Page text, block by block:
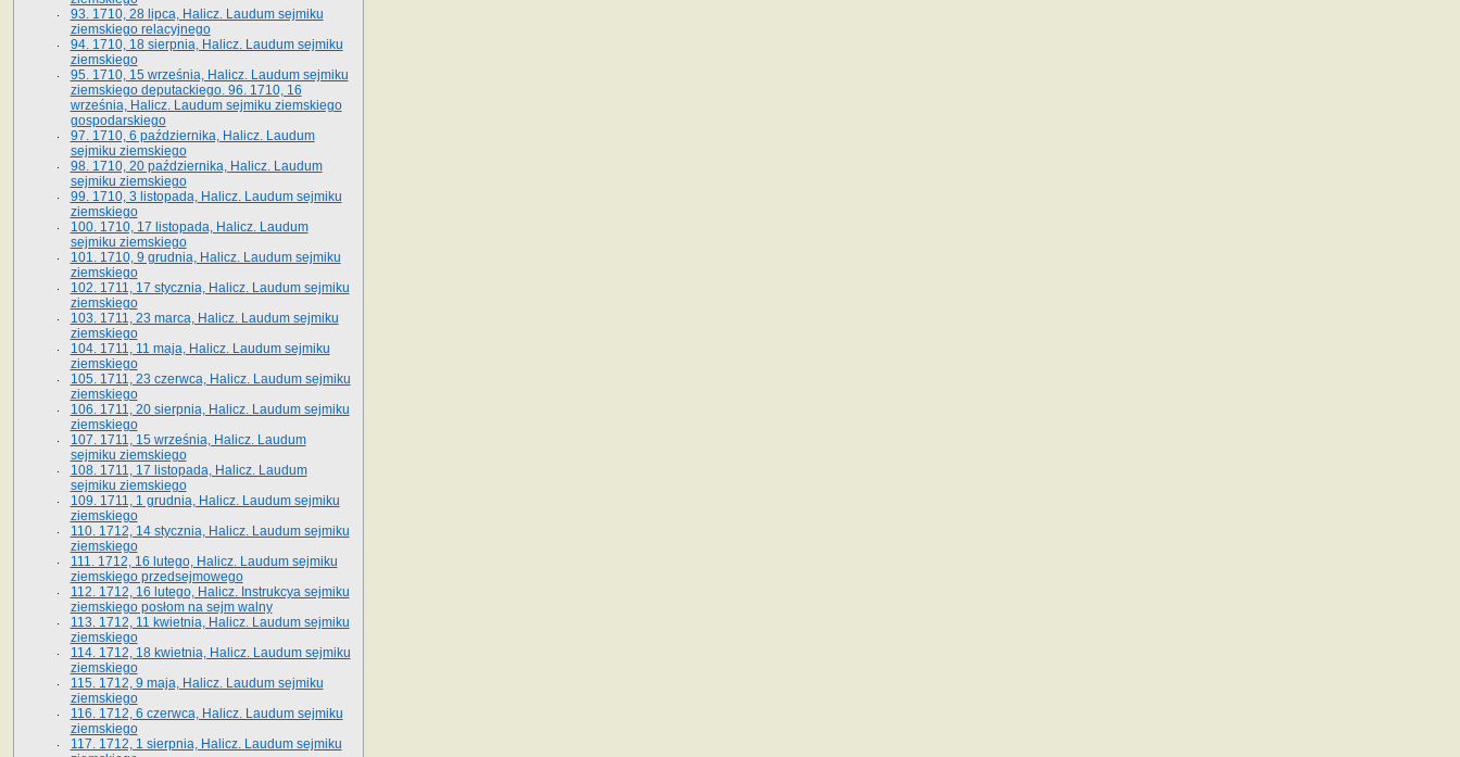
93. 1710, 28 lipca, Halicz. Laudum sejmiku
ziemskiego relacyjnego
94. 1710, 18 sierpnia, Halicz. Laudum sejmiku
ziemskiego
95. 1710, 15 września, Halicz. Laudum sejmiku
ziemskiego deputackiego. 96. 1710, 16
września, Halicz. Laudum sejmiku ziemskiego
gospodarskiego
97. 1710, 6 października, Halicz. Laudum
sejmiku ziemskiego
98. 1710, 20 października, Halicz. Laudum
sejmiku ziemskiego
99. 1710, 3 listopada, Halicz. Laudum sejmiku
ziemskiego
100. 1710, 17 listopada, Halicz. Laudum
sejmiku ziemskiego
101. 1710, 9 grudnia, Halicz. Laudum sejmiku
ziemskiego
102. 1711, 17 stycznia, Halicz. Laudum sejmiku
ziemskiego
103. 1711, 23 marca, Halicz. Laudum sejmiku
ziemskiego
104. 1711, 11 maja, Halicz. Laudum sejmiku
ziemskiego
105. 1711, 23 czerwca, Halicz. Laudum sejmiku
ziemskiego
106. 1711, 20 sierpnia, Halicz. Laudum sejmiku
ziemskiego
107. 1711, 15 września, Halicz. Laudum
sejmiku ziemskiego
108. 1711, 17 listopada, Halicz. Laudum
sejmiku ziemskiego
109. 1711, 1 grudnia, Halicz. Laudum sejmiku
ziemskiego
110. 1712, 14 stycznia, Halicz. Laudum sejmiku
ziemskiego
111. 1712, 16 lutego, Halicz. Laudum sejmiku
ziemskiego przedsejmowego
112. 1712, 16 lutego, Halicz. Instrukcya sejmiku
ziemskiego posłom na sejm walny
113. 1712, 11 kwietnia, Halicz. Laudum sejmiku
ziemskiego
114. 1712, 18 kwietnia, Halicz. Laudum sejmiku
ziemskiego
115. 1712, 9 maja, Halicz. Laudum sejmiku
ziemskiego
116. 1712, 6 czerwca, Halicz. Laudum sejmiku
ziemskiego
117. 1712, 1 sierpnia, Halicz. Laudum sejmiku